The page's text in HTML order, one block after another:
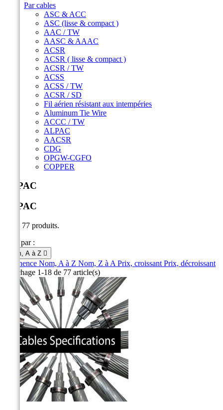
Par cables
ASC & ACC
ASC (lisse & compact )
AAC / TW
AASC & AAAC
ACSR
ACSR ( lisse & compact )
ACSR / TW
ACSS
ACSS / TW
ACSR / SD
Fil aérien résistant aux intempéries
Aluminum Tie Wire
ACCC / TW
ALPAC
AACSR
CDG
OPGW-CGFO
COPPER
ALPAC
ALPAC
Il y a 77 produits.
Trier par :
Nom, A à Z 
Pertinence Nom, A à Z Nom, Z à A Prix, croissant Prix, décroissant
Affichage 1-18 de 77 article(s)